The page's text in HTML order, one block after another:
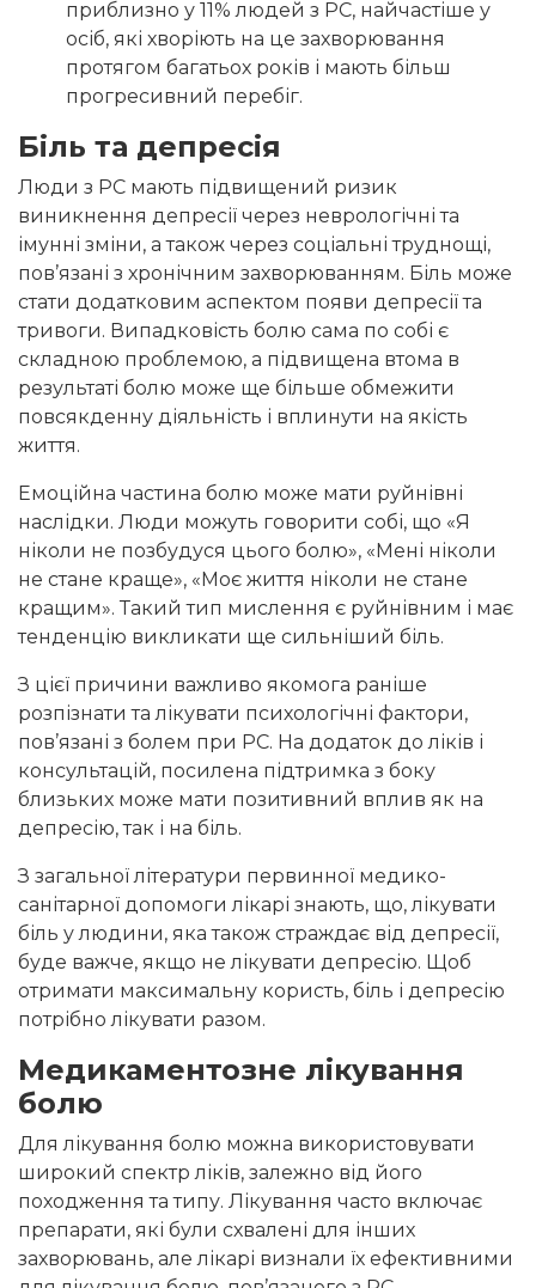
приблизно у 11% людей з РС, найчастіше у
осіб, які хворіють на це захворювання
протягом багатьох років і мають більш
прогресивний перебіг.
Біль та депресія
Люди з РС мають підвищений ризик
виникнення депресії через неврологічні та
імунні зміни, а також через соціальні труднощі,
пов’язані з хронічним захворюванням. Біль може
стати додатковим аспектом появи депресії та
тривоги. Випадковість болю сама по собі є
складною проблемою, а підвищена втома в
результаті болю може ще більше обмежити
повсякденну діяльність і вплинути на якість
життя.
Емоційна частина болю може мати руйнівні
наслідки. Люди можуть говорити собі, що «Я
ніколи не позбудуся цього болю», «Мені ніколи
не стане краще», «Моє життя ніколи не стане
кращим». Такий тип мислення є руйнівним і має
тенденцію викликати ще сильніший біль.
З цієї причини важливо якомога раніше
розпізнати та лікувати психологічні фактори,
пов’язані з болем при РС. На додаток до ліків і
консультацій, посилена підтримка з боку
близьких може мати позитивний вплив як на
депресію, так і на біль.
З загальної літератури первинної медико-
санітарної допомоги лікарі знають, що, лікувати
біль у людини, яка також страждає від депресії,
буде важче, якщо не лікувати депресію. Щоб
отримати максимальну користь, біль і депресію
потрібно лікувати разом.
Медикаментозне лікування
болю
Для лікування болю можна використовувати
широкий спектр ліків, залежно від його
походження та типу. Лікування часто включає
препарати, які були схвалені для інших
захворювань, але лікарі визнали їх ефективними